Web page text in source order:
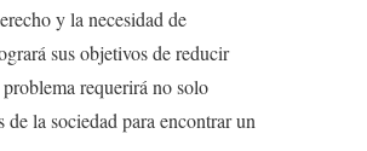
y la necesidad de
sus objetivos de reducir
requerirá no solo
la sociedad para encontrar un